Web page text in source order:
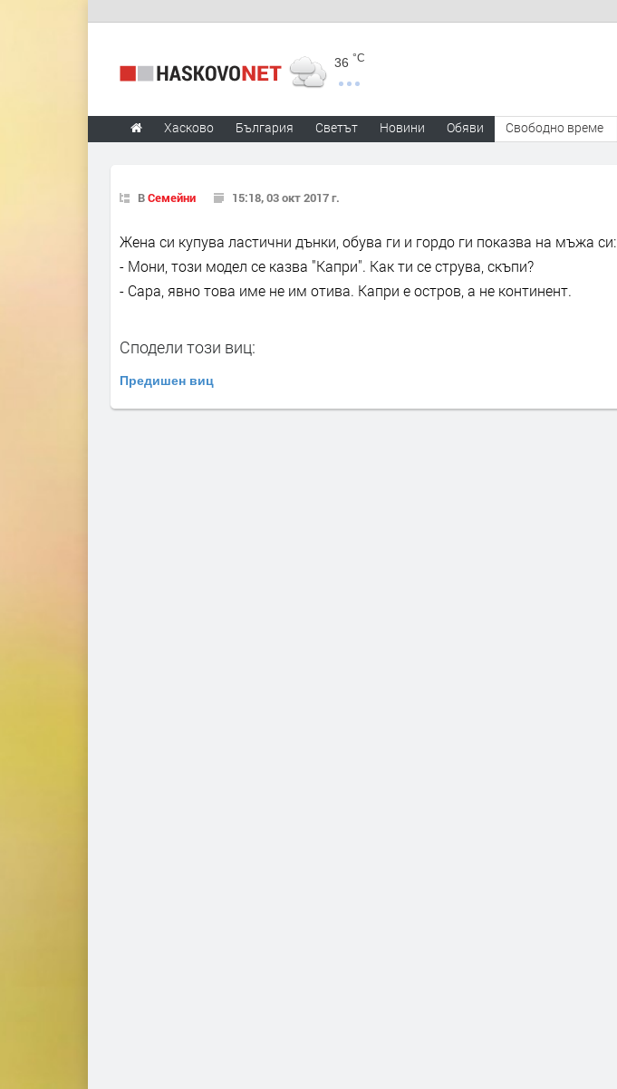
36 °C
Хасково България Светът Новини Обяви Свободно време
ВСемейни 15:18, 03 окт 2017 г.
Жена си купува ластични дънки, обува ги и гордо ги показва на мъжа си:
- Мони, този модел се казва "Капри". Как ти се струва, скъпи?
- Сара, явно това име не им отива. Капри е остров, а не континент.
Сподели този виц:
Предишен виц